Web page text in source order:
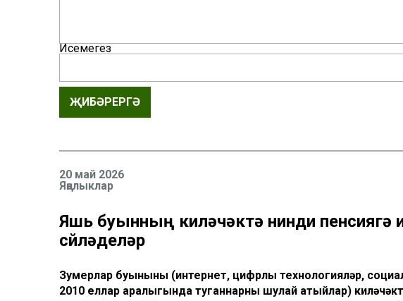
Исемегез
ҖИБӘРЕРГӘ
20 май 2026
Яңалыклар
Яшь буынның киләчәктә нинди пенсиягә
сөйләделәр
Зумерлар буынының (интернет, цифрлы технологияләр,
2010 еллар аралыгында туганнарны шулай атыйлар)